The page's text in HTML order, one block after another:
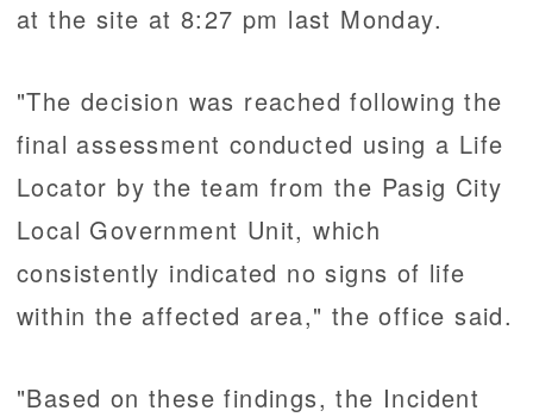
at the site at 8:27 pm last Monday.
"The decision was reached following the
final assessment conducted using a Life
Locator by the team from the Pasig City
Local Government Unit, which
consistently indicated no signs of life
within the affected area," the office said.
"Based on these findings, the Incident